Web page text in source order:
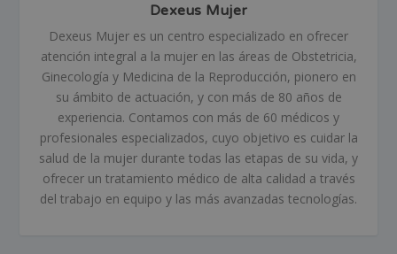
Dexeus Mujer
Dexeus Mujer es un centro especializado en ofrecer
atención integral a la mujer en las áreas de Obstetricia,
Ginecología y Medicina de la Reproducción, pionero en
su ámbito de actuación, y con más de 80 años de
experiencia. Contamos con más de 60 médicos y
profesionales especializados, cuyo objetivo es cuidar la
salud de la mujer durante todas las etapas de su vida, y
ofrecer un tratamiento médico de alta calidad a través
del trabajo en equipo y las más avanzadas tecnologías.